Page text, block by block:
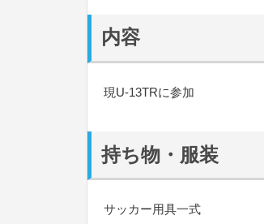
内容
現U-13TRに参加
持ち物・服装
サッカー用具一式